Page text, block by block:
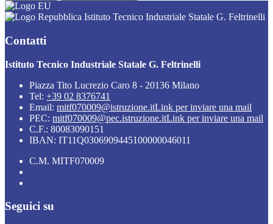
Istituto Tecnico Industriale Statale G. Feltrinelli
Contatti
Istituto Tecnico Industriale Statale G. Feltrinelli
Piazza Tito Lucrezio Caro 8 - 20136 Milano
Tel: +39 02 8376741
Email: mitf070009@istruzione.itLink per inviare una mail
PEC: mitf070009@pec.istruzione.itLink per inviare una mail
C.F.: 80083090151
IBAN: IT11Q0306909445100000046011
C.M. MITF070009
Seguici su